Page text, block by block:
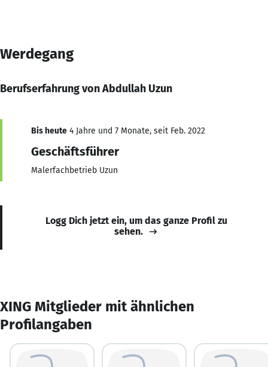
Werdegang
Berufserfahrung von Abdullah Uzun
Bis heute 4 Jahre und 7 Monate, seit Feb. 2022
Geschäftsführer
Malerfachbetrieb Uzun
Logg Dich jetzt ein, um das ganze Profil zu
sehen.
XING Mitglieder mit ähnlichen
Profilangaben